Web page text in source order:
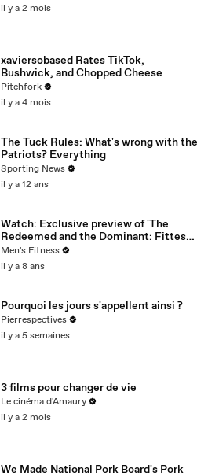
il y a 2 mois
xaviersobased Rates TikTok,
Bushwick, and Chopped Cheese
Pitchfork
il y a 4 mois
The Tuck Rules: What's wrong with the
Patriots? Everything
Sporting News
il y a 12 ans
Watch: Exclusive preview of 'The
Redeemed and the Dominant: Fittest
on Earth'
Men's Fitness
il y a 8 ans
Pourquoi les jours s'appellent ainsi ?
Pierrespectives
il y a 5 semaines
3 films pour changer de vie
Le cinéma d'Amaury
il y a 2 mois
We Made National Pork Board's Pork